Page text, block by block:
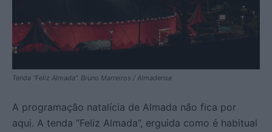
Tenda “Feliz Almada”. Bruno Marreiros / Almadense
A programação natalícia de Almada não fica por
aqui. A tenda “Feliz Almada”, erguida como é habitual